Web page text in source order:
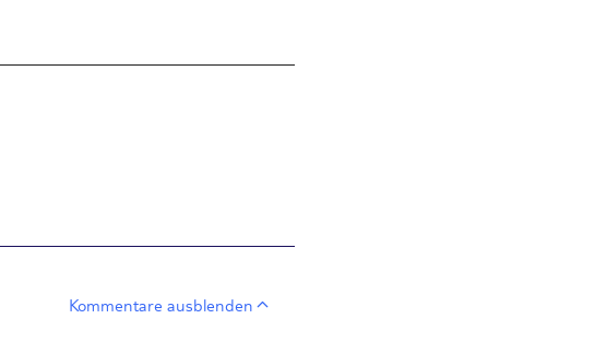
Kommentare ausblenden